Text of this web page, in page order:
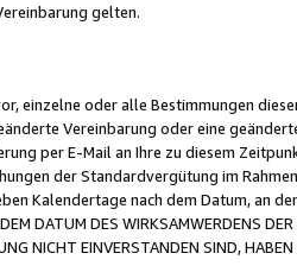
gelten.
einzelne oder alle Bestimmungen
Vereinbarung oder eine
per E-Mail an Ihre zu diesem
der Standardvergütung im
Kalendertage nach dem Datum, an
DATUM DES WIRKSAMWERDENS
NICHT EINVERSTANDEN SIND,